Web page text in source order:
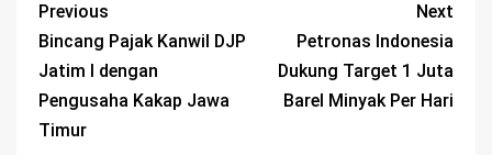
Previous
Bincang Pajak Kanwil DJP
Jatim I dengan
Pengusaha Kakap Jawa
Timur
Next
Petronas Indonesia
Dukung Target 1 Juta
Barel Minyak Per Hari